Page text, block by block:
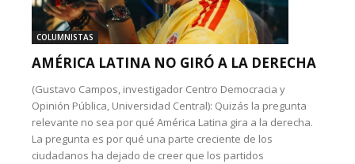
COLUMNISTAS
AMÉRICA LATINA NO GIRÓ A LA DERECHA
(Gustavo Campos, investigador Centro Democracia y
Opinión Pública, Universidad Central): Quizás la pregunta
relevante no sea por qué América Latina gira a la derecha.
La pregunta es por qué una parte creciente de los
ciudadanos ha dejado de creer que los partidos